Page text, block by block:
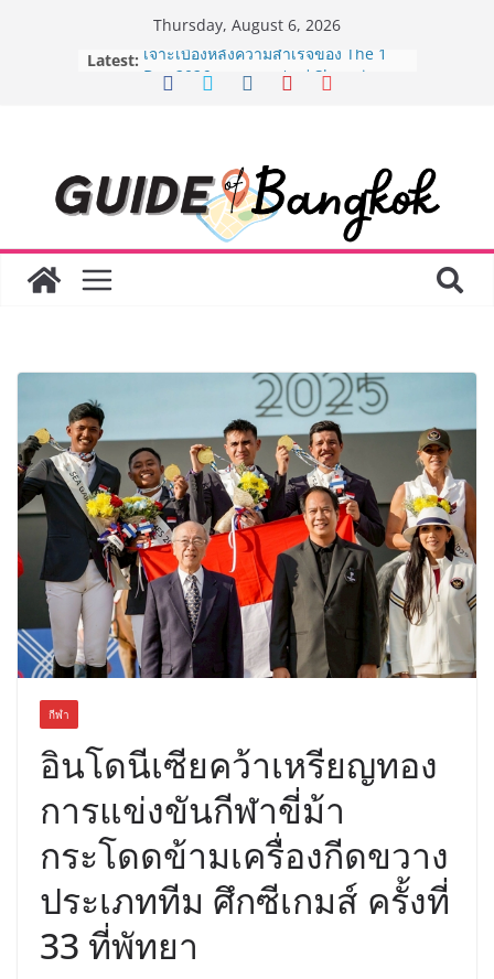
Thursday, August 6, 2026
Latest: เจาะเบื้องหลังความสำเร็จของ The 1
Day 2026 จากแคมเปญสู่ Shopping
จ่าย ผสาน Ecosystem ที่แข็งแกร่งของ
กลุ่มเซ็นทรัล สร้างยอดขายสูงสุดในรอบ
3 ปี
กรมการท่องเที่ยวเดินหน้าสร้าง Green
Coach รุ่นใหม่ ขับเคลื่อนการท่องเที่ยว
ระดับผลิตภัณฑ์ท้องถิ่นสู่ตลาดเชิง
พาณิชย์อย่างยั่งยืน
“ตลาดดอกไม้สี่มุมเมือง” ศูนย์รวมดอกไม้
สด ดอกไม้ประดิษฐ์ พวงมาลัย และสังฆ
ภัณฑ์ครบวงจร ขอเชิญเลือกซื้อมาลัย
และของขวัญต้อนรับวันแม่ เปิดให้
บริการทุกวันตลอด 24 ชั่วโมง
ครั้งแรกของไทย ส่งอุปกรณ์วิทยาศาสตร์
“CE-7 MATCH” ฝีมือคนไทย ร่วมภารกิจ
สำรวจดวงจันทร์ 24 สิงหาคมนี้
กีฬา
อินโดนีเซียคว้าเหรียญทอง
การแข่งขันกีฬาขี่ม้า
กระโดดข้ามเครื่องกีดขวาง
ประเภททีม ศึกซีเกมส์ ครั้งที่
33 ที่พัทยา